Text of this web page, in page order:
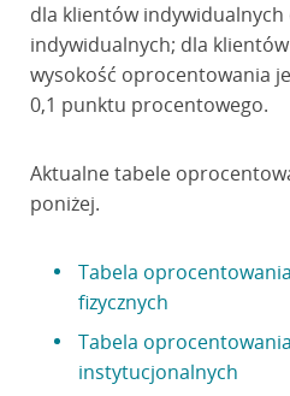
dla klientów indywidualnych
indywidualnych; dla
wysokość oprocentowania
0,1 punktu procentowego.
Aktualne tabele
poniżej.
Tabela
fizycznych
Tabela
instytucjonalnych